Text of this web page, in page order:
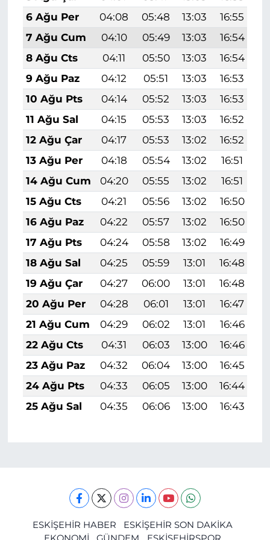
6 Ağu Per
04:08 05:48 13:03 16:55
7 Ağu Cum
04:10 05:49 13:03 16:54
8 Ağu Cts
04:11 05:50 13:03 16:54
9 Ağu Paz
04:12 05:51 13:03 16:53
10 Ağu Pts
04:14 05:52 13:03 16:53
11 Ağu Sal
04:15 05:53 13:03 16:52
12 Ağu Çar
04:17 05:53 13:02 16:52
13 Ağu Per
04:18 05:54 13:02 16:51
14 Ağu Cum
04:20 05:55 13:02 16:51
15 Ağu Cts
04:21 05:56 13:02 16:50
16 Ağu Paz
04:22 05:57 13:02 16:50
17 Ağu Pts
04:24 05:58 13:02 16:49
18 Ağu Sal
04:25 05:59 13:01 16:48
19 Ağu Çar
04:27 06:00 13:01 16:48
20 Ağu Per
04:28 06:01 13:01 16:47
21 Ağu Cum
04:29 06:02 13:01 16:46
22 Ağu Cts
04:31 06:03 13:00 16:46
23 Ağu Paz
04:32 06:04 13:00 16:45
24 Ağu Pts
04:33 06:05 13:00 16:44
25 Ağu Sal
04:35 06:06 13:00 16:43
ESKİŞEHİR HABER
ESKİŞEHİR SON DAKİKA